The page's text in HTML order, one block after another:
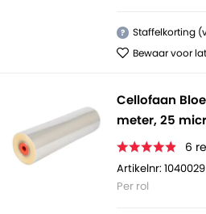
? Staffelkorting
Bewaar voor
Cellofaan
meter, 25
6
Artikelnr: 1040029
Per rol